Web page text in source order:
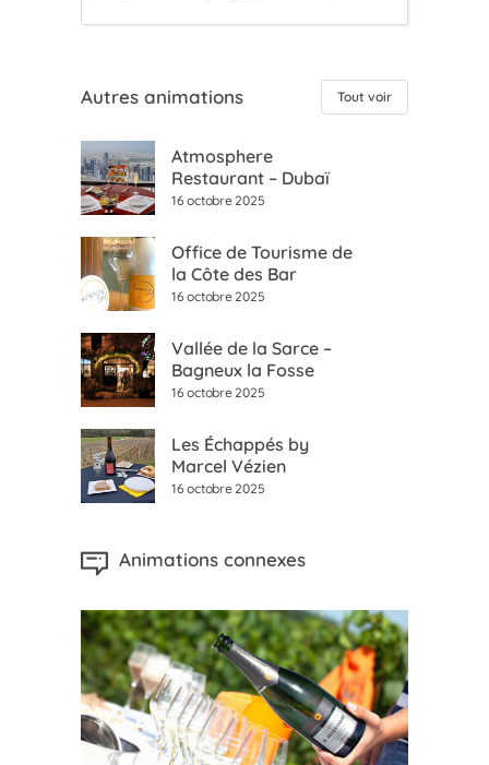
Autres animations Tout voir
Atmosphere
Restaurant – Dubaï
16 octobre 2025
Office de Tourisme de
la Côte des Bar
16 octobre 2025
Vallée de la Sarce –
Bagneux la Fosse
16 octobre 2025
Les Échappés by
Marcel Vézien
16 octobre 2025
Animations connexes